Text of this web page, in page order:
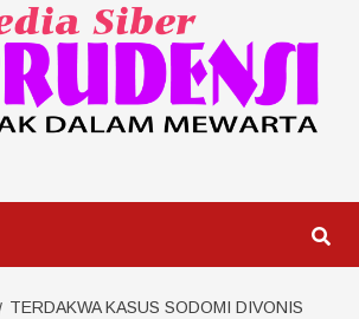
TERDAKWA KASUS SODOMI DIVONIS